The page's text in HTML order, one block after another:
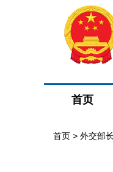
首页
首页 > 外交部